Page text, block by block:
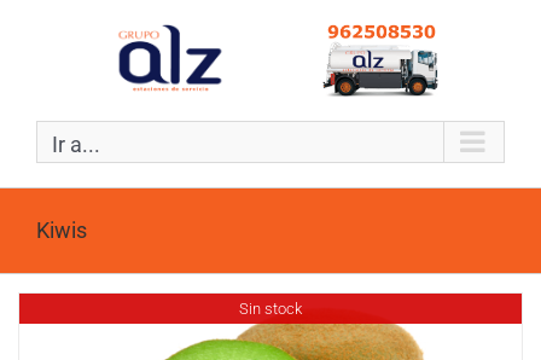
Ir a...
Kiwis
Sin stock